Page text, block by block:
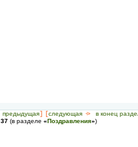
предыдущая] [ следующая -> в конец
37 (в разделе «Поздравления»)